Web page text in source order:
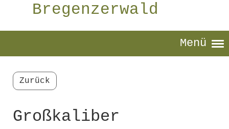
Bregenzerwald
Menü
Zurück
Großkaliber